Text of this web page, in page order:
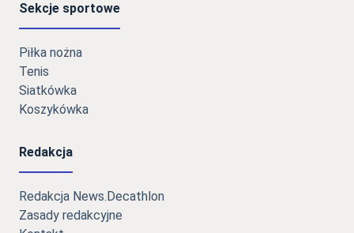
Sekcje sportowe
Piłka nożna
Tenis
Siatkówka
Koszykówka
Redakcja
Redakcja News.Decathlon
Zasady redakcyjne